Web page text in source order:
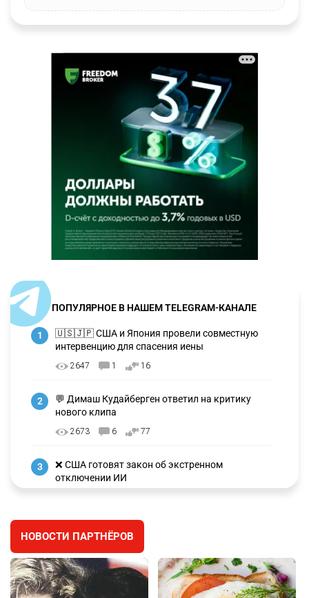
ПОПУЛЯРНОЕ В НАШЕМ TELEGRAM-КАНАЛЕ
1
🇺🇸🇯🇵 США и Япония провели совместную
интервенцию для спасения иены
2647 1 16
2
💬 Димаш Кудайберген ответил на критику
нового клипа
2673 6 77
3
❌ США готовят закон об экстренном
отключении ИИ
4
✍️ СОР и СОЧ не будут проводить в начальных
классах с 1 сентября. Чем их заменят?
2452 5 12
НОВОСТИ ПАРТНЁРОВ